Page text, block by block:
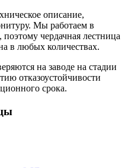
описание,
Мы работаем в
чердачная лестница
в любых количествах.
на заводе на стадии
отказоустойчивости
срока.